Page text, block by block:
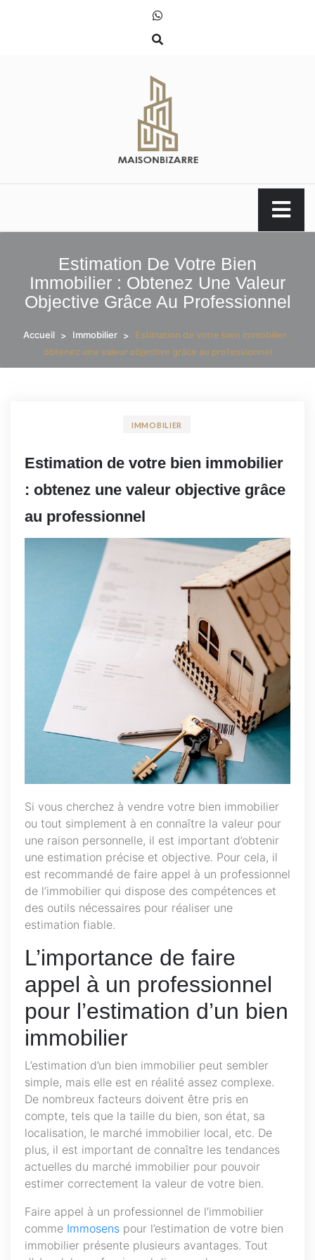
maisonbizarre.eu
Estimation De Votre Bien
Immobilier : Obtenez Une Valeur
Objective Grâce Au Professionnel
Accueil Immobilier
Estimation de votre bien immobilier :
obtenez une valeur objective grâce au professionnel
IMMOBILIER
Estimation de votre bien immobilier
: obtenez une valeur objective grâce
au professionnel
Si vous cherchez à vendre votre bien immobilier
ou tout simplement à en connaître la valeur pour
une raison personnelle, il est important d’obtenir
une estimation précise et objective. Pour cela, il
est recommandé de faire appel à un professionnel
de l’immobilier qui dispose des compétences et
des outils nécessaires pour réaliser une
estimation fiable.
L’importance de faire
appel à un professionnel
pour l’estimation d’un bien
immobilier
L’estimation d’un bien immobilier peut sembler
simple, mais elle est en réalité assez complexe.
De nombreux facteurs doivent être pris en
compte, tels que la taille du bien, son état, sa
localisation, le marché immobilier local, etc. De
plus, il est important de connaître les tendances
actuelles du marché immobilier pour pouvoir
estimer correctement la valeur de votre bien.
Faire appel à un professionnel de l’immobilier
comme Immosens pour l’estimation de votre bien
immobilier présente plusieurs avantages. Tout